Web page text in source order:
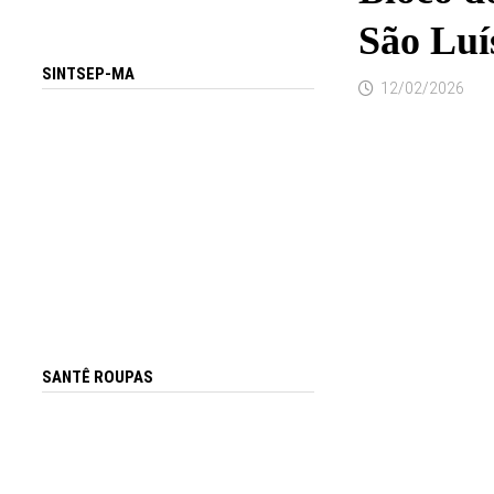
São
12/02/2026
SINTSEP-MA
SANTÊ ROUPAS